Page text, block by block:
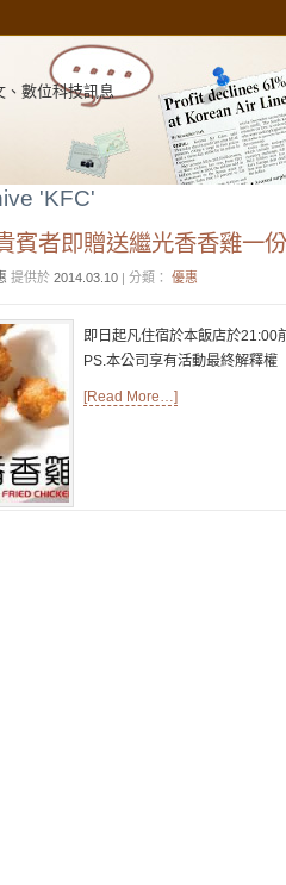
、數位科技訊息
'KFC'
賓者即贈送繼光香香雞一份
提供於 2014.03.10 | 分類： 優惠
即日起凡住宿於本飯店於21:00
PS.本公司享有活動最終解釋權
[Read More…]